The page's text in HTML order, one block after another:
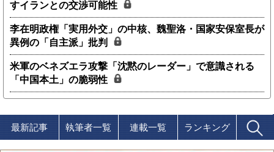
すイランとの交渉可能性
李在明政権「実用外交」の中核、魏聖洛・国家安保室長が
異例の「自主派」批判
米軍のベネズエラ攻撃「沈黙のレーダー」で意識される
「中国本土」の脆弱性
最新記事 執筆者一覧 連載一覧 ランキング